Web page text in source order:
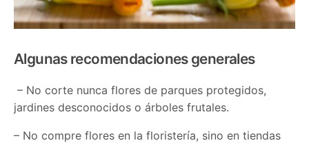
Algunas recomendaciones generales
– No corte nunca flores de parques protegidos,
jardines desconocidos o árboles frutales.
– No compre flores en la floristería, sino en tiendas